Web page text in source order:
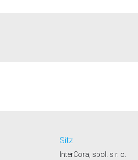
Sitz
InterCora, spol. s r. o.